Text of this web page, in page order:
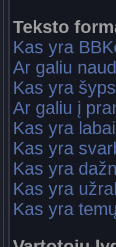
Teksto
Kas yra
Ar galiu
Kas yra
Ar galiu į
Kas yra
Kas yra
Kas yra
Kas yra
Kas yra